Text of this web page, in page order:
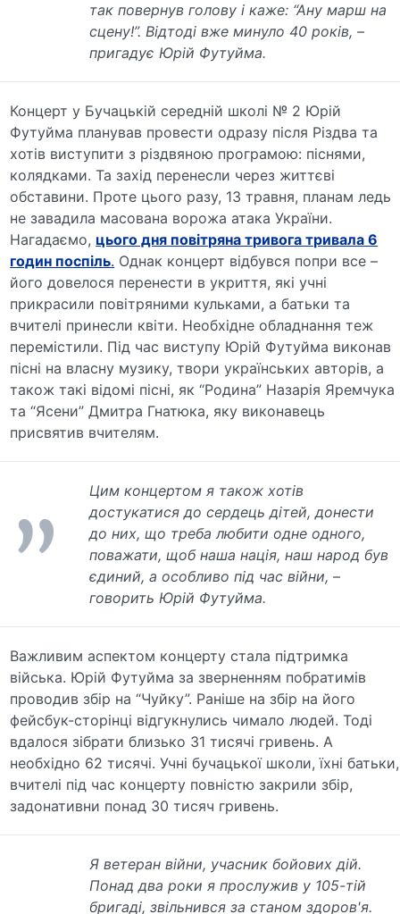
так повернув голову і каже: “Ану марш на
сцену!”. Відтоді вже минуло 40 років, –
пригадує Юрій Футуйма.
Концерт у Бучацькій середній школі № 2 Юрій
Футуйма планував провести одразу після Різдва та
хотів виступити з різдвяною програмою: піснями,
колядками. Та захід перенесли через життєві
обставини. Проте цього разу, 13 травня, планам ледь
не завадила масована ворожа атака України.
Нагадаємо, цього дня повітряна тривога тривала 6
годин поспіль. Однак концерт відбувся попри все –
його довелося перенести в укриття, які учні
прикрасили повітряними кульками, а батьки та
вчителі принесли квіти. Необхідне обладнання теж
перемістили. Під час виступу Юрій Футуйма виконав
пісні на власну музику, твори українських авторів, а
також такі відомі пісні, як “Родина” Назарія Яремчука
та “Ясени” Дмитра Гнатюка, яку виконавець
присвятив вчителям.
Цим концертом я також хотів
достукатися до сердець дітей, донести
до них, що треба любити одне одного,
поважати, щоб наша нація, наш народ був
єдиний, а особливо під час війни, –
говорить Юрій Футуйма.
Важливим аспектом концерту стала підтримка
війська. Юрій Футуйма за зверненням побратимів
проводив збір на “Чуйку”. Раніше на збір на його
фейсбук-сторінці відгукнулись чимало людей. Тоді
вдалося зібрати близько 31 тисячі гривень. А
необхідно 62 тисячі. Учні бучацької школи, їхні батьки,
вчителі під час концерту повністю закрили збір,
задонативни понад 30 тисяч гривень.
Я ветеран війни, учасник бойових дій.
Понад два роки я прослужив у 105-тій
бригаді, звільнився за станом здоров'я.